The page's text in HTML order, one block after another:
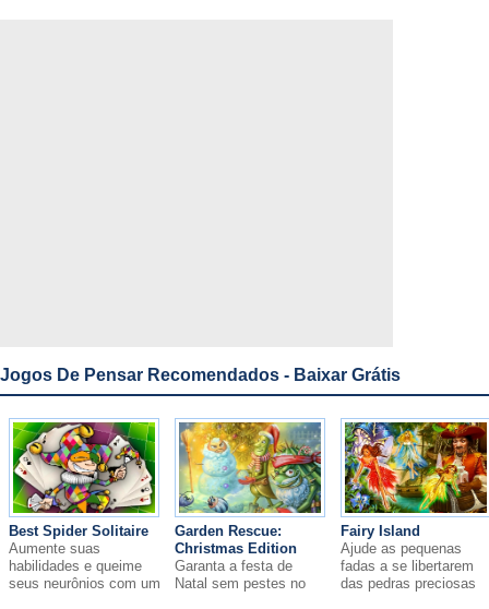
Jogos De Pensar Recomendados - Baixar Grátis
Best Spider Solitaire
Aumente suas
habilidades e queime
seus neurônios com um
Garden Rescue:
Christmas Edition
Garanta a festa de
Natal sem pestes no
Fairy Island
Ajude as pequenas
fadas a se libertarem
das pedras preciosas